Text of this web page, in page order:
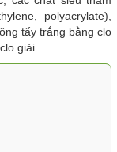
polyacrylate),
tẩy trắng bằng clo
giải...